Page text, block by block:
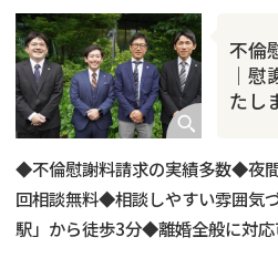
不倫
｜
たし
◆不倫慰謝料請求の実績多数◆夜
回相談無料◆相談しやすい雰囲気
駅」から徒歩3分◆離婚全般に対